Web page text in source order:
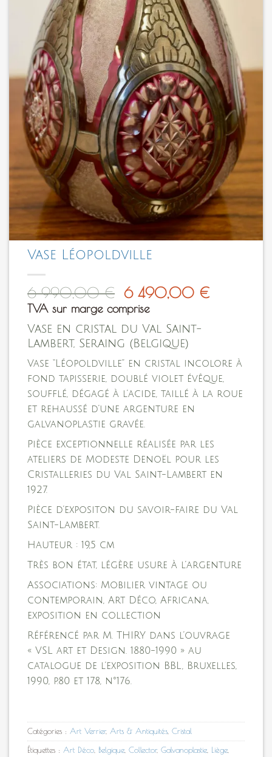
Vase Léopoldville
6 990,00€ Le
prix
initial
était :
6
990,00 €.
6 490,00 €Le
490,00
TVA sur marge comprise
Vase en cristal du Val Saint-
Lambert, Seraing (Belgique)
Vase “Léopoldville” en cristal incolore à
fond tapisserie, doublé violet évêque,
soufflé, dégagé à l’acide, taillé à la roue
et rehaussé d’une argenture en
galvanoplastie gravée.
Pièce exceptionnelle réalisée par les
ateliers de Modeste Denoël pour les
Cristalleries du Val Saint-Lambert en
1927.
Pièce d’expositon du savoir-faire du Val
Saint-Lambert.
Hauteur : 19,5 cm
Très bon état, légère usure à l’argenture
Associations: Mobilier vintage ou
contemporain, Art Déco, Africana,
exposition en collection
Référencé par M. THIRY dans l’ouvrage
« VSL art et Design. 1880-1990 » au
catalogue de l’exposition BBL, Bruxelles,
1990, p.80 et 178, n°176.
Catégories : Art Verrier, Arts & Antiquités, Cristal
Étiquettes : Art Déco, Belgique, Collector, Galvanoplastie, Liège,